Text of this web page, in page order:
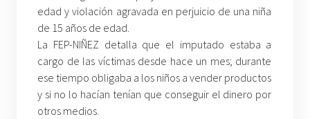
edad y violación agravada en perjuicio de una niña
de 15 años de edad.
La FEP-NIÑEZ detalla que el imputado estaba a
cargo de las víctimas desde hace un mes; durante
ese tiempo obligaba a los niños a vender productos
y si no lo hacían tenían que conseguir el dinero por
otros medios.